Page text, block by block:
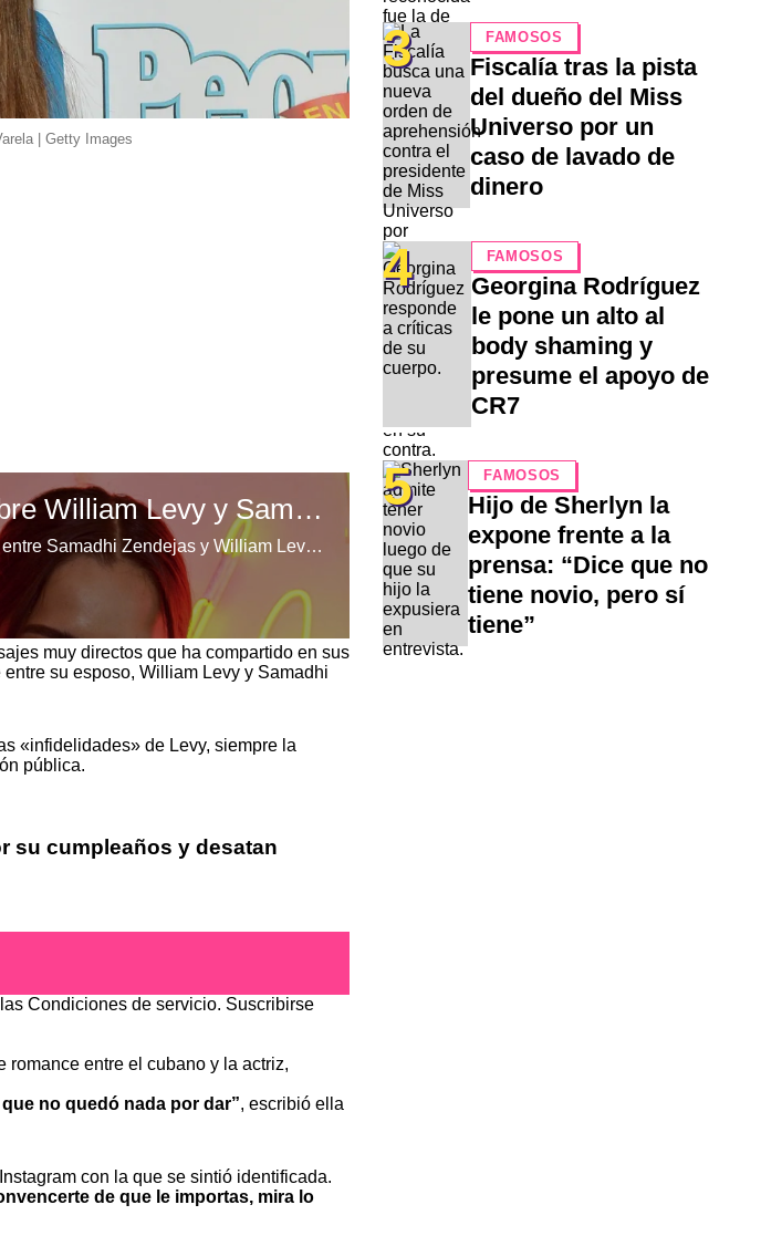
| Getty Images
muy directos que ha compartido en sus
su esposo, William Levy y Samadhi
«infidelidades» de Levy, siempre la
pública.
su cumpleaños y desatan
Condiciones de servicio. Suscribirse
romance entre el cubano y la actriz,
no quedó nada por dar”, escribió ella
con la que se sintió identificada.
de que le importas, mira lo
3 FAMOSOS
Fiscalía tras la pista
del dueño del Miss
Universo por un
caso de lavado de
dinero
4 FAMOSOS
Georgina Rodríguez
le pone un alto al
body shaming y
presume el apoyo de
CR7
5 FAMOSOS
Hijo de Sherlyn la
expone frente a la
prensa: “Dice que no
tiene novio, pero sí
tiene”